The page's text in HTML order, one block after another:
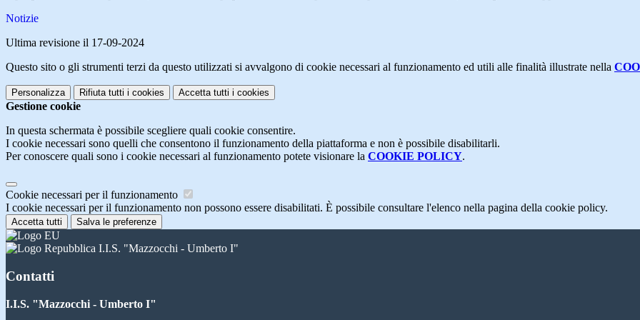
Notizie
Ultima revisione il 17-09-2024
Questo sito o gli strumenti terzi da questo utilizzati si avvalgono di cookie necessari al funzionamento ed utili alle finalità illustrate nella
Personalizza Rifiuta tutti i cookies Accetta tutti i cookies
Gestione cookie
In questa schermata è possibile scegliere quali cookie consentire.
I cookie necessari sono quelli che consentono il funzionamento della piattaforma e non è possibile disabilitarli.
Per conoscere quali sono i cookie necessari al funzionamento potete visionare la COOKIE POLICY.
Cookie necessari per il funzionamento
I cookie necessari per il funzionamento non possono essere disabilitati. È possibile consultare l'elenco nella pagina della cookie policy.
Accetta tutti Salva le preferenze
I.I.S. "Mazzocchi - Umberto I"
Contatti
I.I.S. "Mazzocchi - Umberto I"